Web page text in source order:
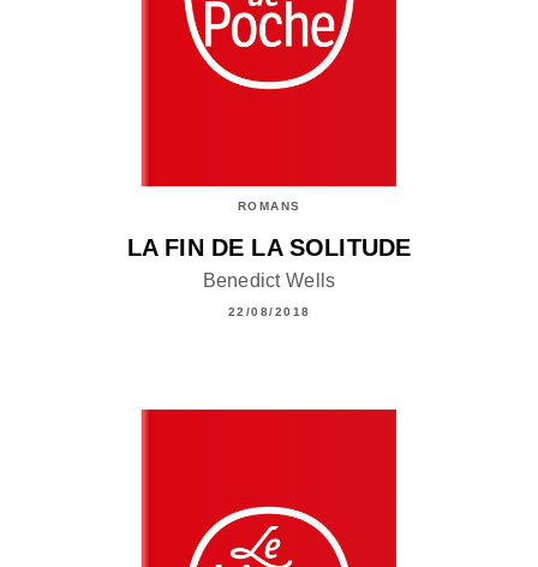
ROMANS
LA FIN DE LA SOLITUDE
Benedict Wells
22/08/2018